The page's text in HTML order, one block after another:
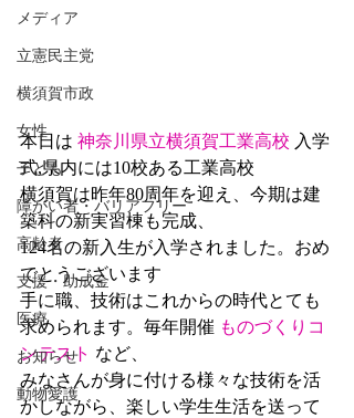
メディア
立憲民主党
横須賀市政
女性
子ども
障がい者・バリアフリー
高齢者
支援・助成金
医療
お知らせ
動物愛護
本日は 神奈川県立横須賀工業高校 入学
式,県内には10校ある工業高校
横須賀は昨年80周年を迎え、今期は建
築科の新実習棟も完成、
124名の新入生が入学されました。おめ
でとうございます
手に職、技術はこれからの時代とても
求められます。毎年開催 ものづくりコ
ンテスト など、
みなさんが身に付ける様々な技術を活
かしながら、楽しい学生生活を送って